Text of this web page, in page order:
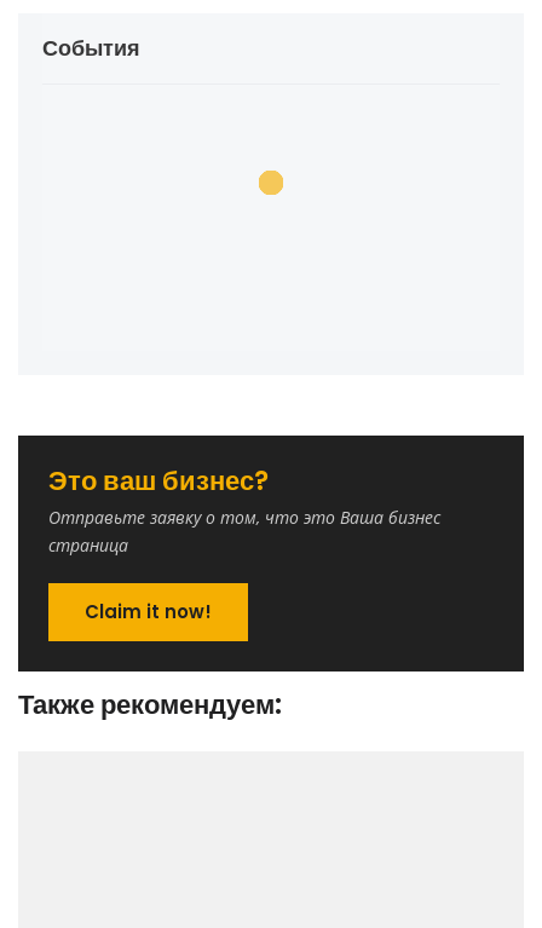
События
Это ваш бизнес?
Отправьте заявку о том, что это Ваша бизнес
страница
Claim it now!
Также рекомендуем: